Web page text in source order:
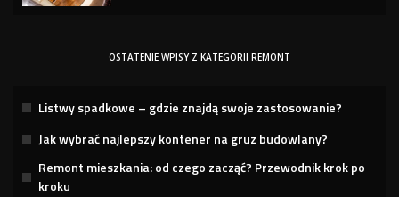
OSTATENIE WPISY Z KATEGORII REMONT
Listwy spadkowe – gdzie znajdą swoje zastosowanie?
Jak wybrać najlepszy kontener na gruz budowlany?
Remont mieszkania: od czego zacząć? Przewodnik krok po
kroku